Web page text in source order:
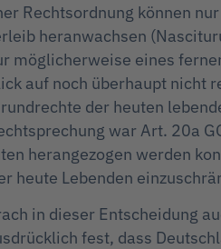
Rechtsordnung können
heranwachsen
möglicherweise eines
auf noch überhaupt nicht
der heuten
war Art. 20a
herangezogen werden
heute Lebenden
in dieser Entscheidung
fest, dass